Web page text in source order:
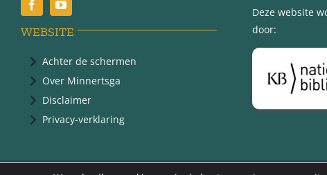
WEBSITE
Achter de schermen
Over Minnertsga
Disclaimer
Privacy-verklaring
Deze website
door: